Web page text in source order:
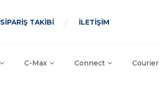
SİPARİŞ TAKİBİ İLETİŞİM
C-Max Connect Courier